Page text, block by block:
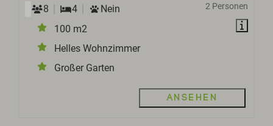
2 Personen
8
4
Nein
100 m2
Helles Wohnzimmer
Großer Garten
Ansehen